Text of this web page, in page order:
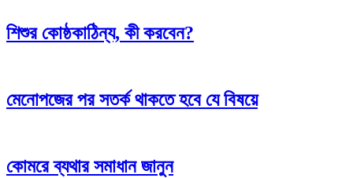
শিশুর কোষ্ঠকাঠিন্য, কী করবেন?
মেনোপজের পর সতর্ক থাকতে হবে যে বিষয়ে
কোমরে ব্যথার সমাধান জানুন